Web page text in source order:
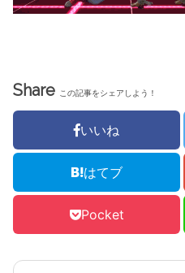
Share この記事をシェアしよう！
いいね
はてブ
Pocket